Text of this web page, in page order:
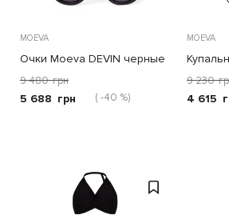
MOEVA
Очки Moeva DEVIN черные
9 480 грн
5 688 грн ( -40 %)
MOEVA
черный
9 230
4 615